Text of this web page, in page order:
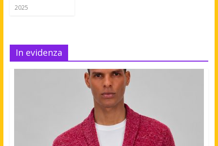
2025
In evidenza